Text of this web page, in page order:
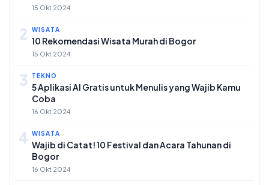
15 Okt 2024
2 WISATA
10 Rekomendasi Wisata Murah di Bogor
15 Okt 2024
3 TEKNO
5 Aplikasi AI Gratis untuk Menulis yang Wajib Kamu
Coba
16 Okt 2024
4 WISATA
Wajib di Catat! 10 Festival dan Acara Tahunan di
Bogor
16 Okt 2024